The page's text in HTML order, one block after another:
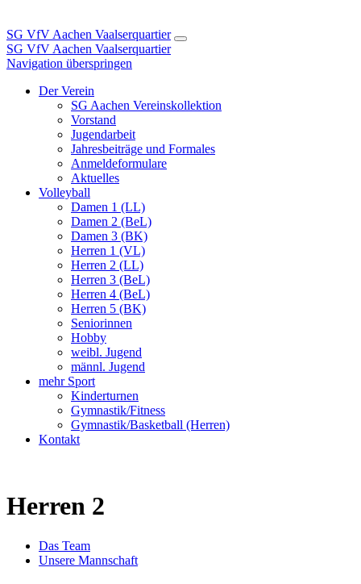
SG VfV Aachen Vaalserquartier
SG VfV Aachen Vaalserquartier
Navigation überspringen
Der Verein
SG Aachen Vereinskollektion
Vorstand
Jugendarbeit
Jahresbeiträge und Formales
Anmeldeformulare
Aktuelles
Volleyball
Damen 1 (LL)
Damen 2 (BeL)
Damen 3 (BK)
Herren 1 (VL)
Herren 2 (LL)
Herren 3 (BeL)
Herren 4 (BeL)
Herren 5 (BK)
Seniorinnen
Hobby
weibl. Jugend
männl. Jugend
mehr Sport
Kinderturnen
Gymnastik/Fitness
Gymnastik/Basketball (Herren)
Kontakt
Herren 2
Das Team
Unsere Mannschaft